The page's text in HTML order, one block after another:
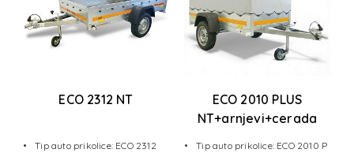
ECO 2312 NT
Tip auto prikolice: ECO 2312
ECO 2010 PLUS
NT+arnjevi+cerada
Tip auto prikolice: ECO 2010 P